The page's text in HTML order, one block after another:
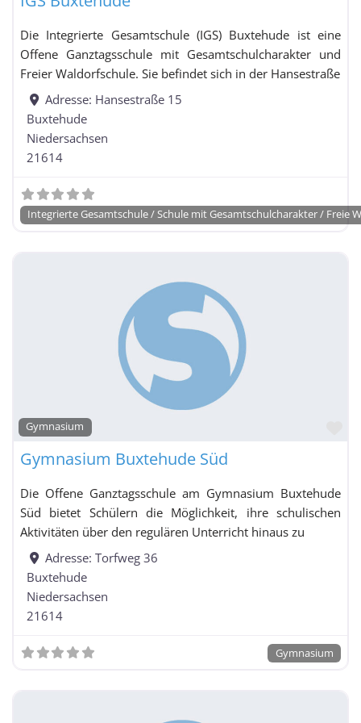
Realschulzweig
Haupt- und Realschule
Hauptschule
Hauptschule mit Förderschulklassen
Integrierte Gesamtschule / Schule mit
Gesamtschulcharakter / Freie Waldorfschule
Integrierte Gesamtschule / Schule mit
Gesamtschulcharakter / Freie Waldorfschule mit
Förderschulklassen
Integrierte Gesamtschule / Schule mit
Grundschulzweig
Kolleg
Kooperative
Gesamtschule
Kooperative Gesamtschule mit Grundschulzweig
nach Schuljahrgängen gegliedert
Die Integrierte Gesamtschule (IGS) Buxtehude ist eine
Offene Ganztagsschule mit Gesamtschulcharakter und
Freier Waldorfschule. Sie befindet sich in der Hansestraße
Adresse: Hansestraße 15
Buxtehude
Niedersachsen
21614
Integrierte Gesamtschule / Schule mit Gesamtschulcharakter / Freie
Gymnasium
Gymnasium Buxtehude Süd
Die Offene Ganztagsschule am Gymnasium Buxtehude
Süd bietet Schülern die Möglichkeit, ihre schulischen
Aktivitäten über den regulären Unterricht hinaus zu
Adresse: Torfweg 36
Buxtehude
Niedersachsen
21614
Gymnasium